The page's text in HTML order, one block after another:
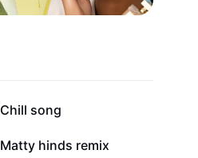
13.2K
Chill song
1.5K
Matty hinds remix